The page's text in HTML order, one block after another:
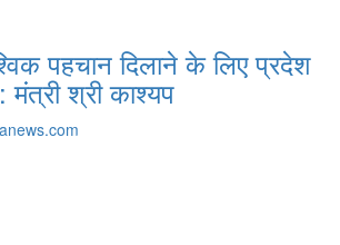
पहचान दिलाने के लिए प्रदेश
मंत्री श्री काश्यप